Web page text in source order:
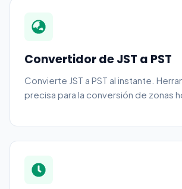
Convertidor de JST a PST
Convierte JST a PST al instante.
precisa para la conversión de zonas